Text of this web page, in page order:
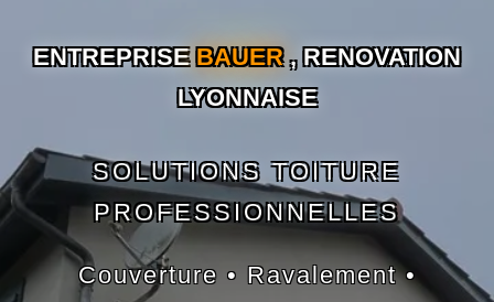
ENTREPRISEBAUER, RENOVATION
LYONNAISE
SOLUTIONS TOITURE
PROFESSIONNELLES
Couverture • Ravalement •